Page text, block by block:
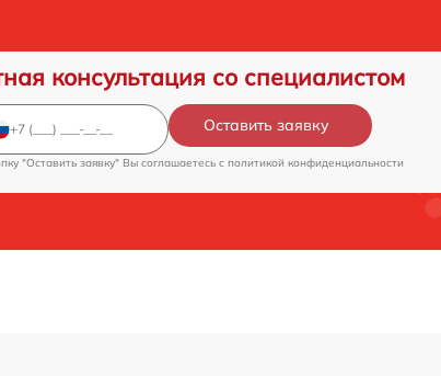
консультация со специалистом
Оставить заявку
"Оставить заявку" Вы соглашаетесь c политикой конфиденциальности